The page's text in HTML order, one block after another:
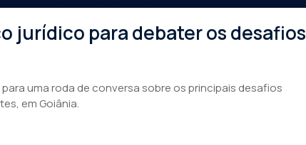
jurídico para debater os desafios
uma roda de conversa sobre os principais desafios
em Goiânia.